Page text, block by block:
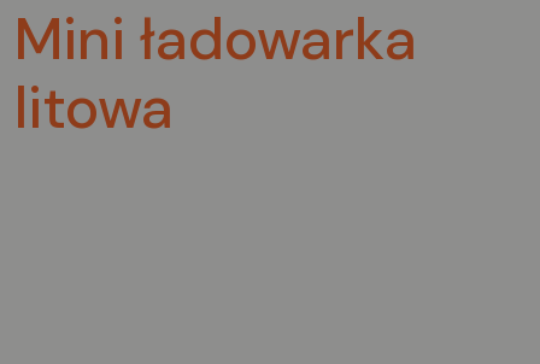
Mini ładowarka
litowa